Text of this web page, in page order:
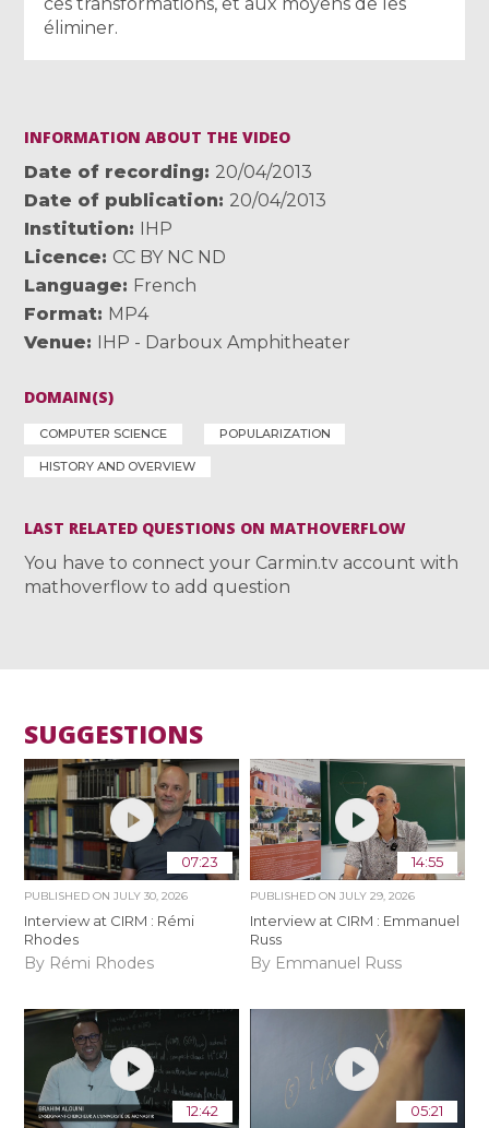
éliminer.
INFORMATION ABOUT THE VIDEO
Date of recording
20/04/2013
Date of publication
20/04/2013
Institution
IHP
Licence
CC BY NC ND
Language
French
Format MP4
Venue
IHP - Darboux Amphitheater
DOMAIN(S)
COMPUTER SCIENCE POPULARIZATION
HISTORY AND OVERVIEW
LAST RELATED QUESTIONS ON MATHOVERFLOW
You have to connect your Carmin.tv account with
mathoverflow to add question
SUGGESTIONS
07:23
PUBLISHED ONJULY 30, 2026
Interview at CIRM : Rémi
Rhodes
By Rémi Rhodes
14:55
PUBLISHED ON JULY 29, 2026
Interview at CIRM : Emmanuel
Russ
By Emmanuel Russ
12:42 05:21